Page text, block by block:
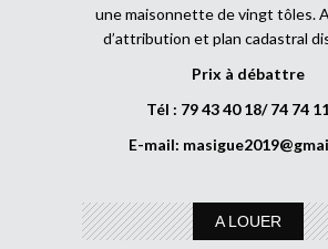
une maisonnette de vingt tôles.
d’attribution et plan cadastral
Prix à débattre
Tél : 79 43 40 18/ 74 74
E-mail:
A LOUER